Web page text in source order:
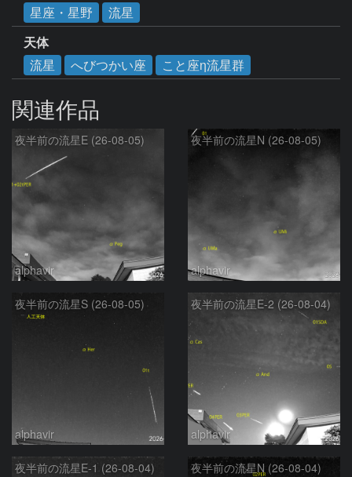
星座・星野
流星
天体
流星
へびつかい座 こと座η流星群
関連作品
夜半前の流星E (26-08-05)
alphavir
夜半前の流星N (26-08-05)
alphavir
夜半前の流星S (26-08-05)
alphavir
夜半前の流星E-2 (26-08-04)
alphavir
夜半前の流星E-1 (26-08-04) 夜半前の流星N (26-08-04)